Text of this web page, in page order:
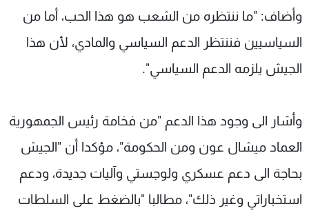
وأضاف: "ما ننتظره من الشعب هو هذا الحب، أما من
السياسيين فننتظر الدعم السياسي والمادي، لأن هذا
الجيش يلزمه الدعم السياسي".
وأشار الى وجود هذا الدعم "من فخامة رئيس الجمهورية
العماد ميشال عون ومن الحكومة"، مؤكدا أن "الجيش
بحاجة الى دعم عسكري ولوجستي وآليات جديدة، ودعم
استخباراتي وغير ذلك"، مطالبا "بالضغط على السلطات